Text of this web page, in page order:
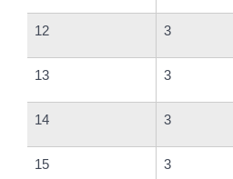
12 3
13 3
14 3
15 3